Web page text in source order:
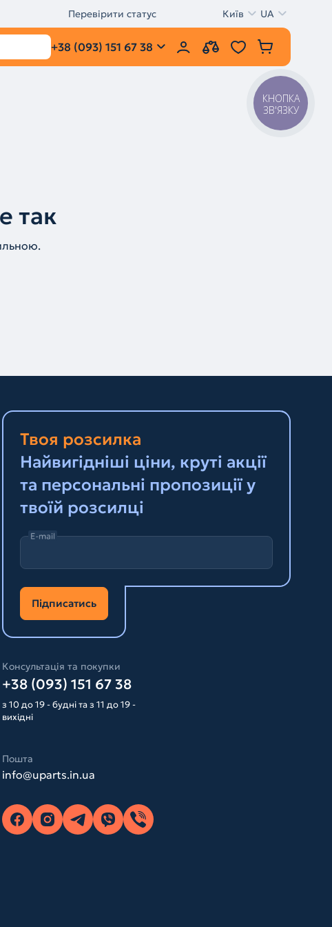
Перевірити статус Київ UA
+38 (093) 151 67 38
так
Твоя розсилка
Найвигідніші ціни, круті акції
та персональні пропозиції у
твоїй розсилці
E-mail
Підписатись
Консультація та покупки
+38 (093) 151 67 38
з 10 до 19 - будні та з 11 до 19 -
вихідні
Пошта
info@uparts.in.ua
КНОПКА
ЗВ'ЯЗКУ